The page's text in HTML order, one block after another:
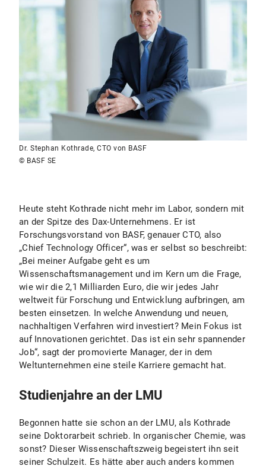
Dr. Stephan Kothrade, CTO von BASF
© BASF SE
Heute steht Kothrade nicht mehr im Labor, sondern mit
an der Spitze des Dax-Unternehmens. Er ist
Forschungsvorstand von BASF, genauer CTO, also
„Chief Technology Officer“, was er selbst so beschreibt:
„Bei meiner Aufgabe geht es um
Wissenschaftsmanagement und im Kern um die Frage,
wie wir die 2,1 Milliarden Euro, die wir jedes Jahr
weltweit für Forschung und Entwicklung aufbringen, am
besten einsetzen. In welche Anwendung und neuen,
nachhaltigen Verfahren wird investiert? Mein Fokus ist
auf Innovationen gerichtet. Das ist ein sehr spannender
Job“, sagt der promovierte Manager, der in dem
Weltunternehmen eine steile Karriere gemacht hat.
Studienjahre an der LMU
Begonnen hatte sie schon an der LMU, als Kothrade
seine Doktorarbeit schrieb. In organischer Chemie, was
sonst? Dieser Wissenschaftszweig begeistert ihn seit
seiner Schulzeit. Es hätte aber auch anders kommen